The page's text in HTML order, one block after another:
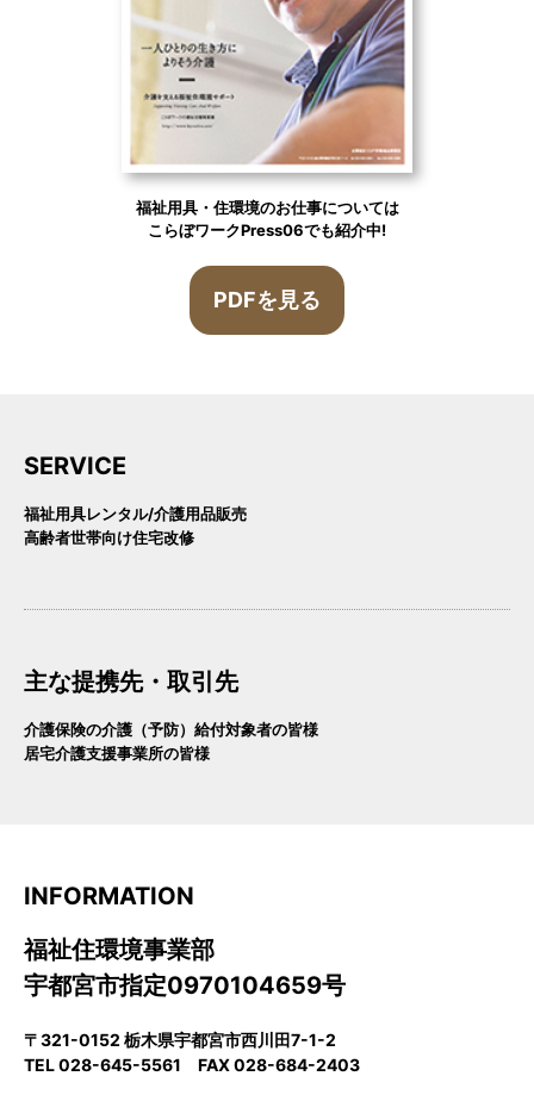
福祉用具・住環境のお仕事については
こらぼワークPress06でも紹介中!
PDFを見る
SERVICE
福祉用具レンタル/介護用品販売
高齢者世帯向け住宅改修
主な提携先・取引先
介護保険の介護（予防）給付対象者の皆様
居宅介護支援事業所の皆様
INFORMATION
福祉住環境事業部
宇都宮市指定0970104659号
〒321-0152 栃木県宇都宮市西川田7-1-2
TEL 028-645-5561 FAX 028-684-2403